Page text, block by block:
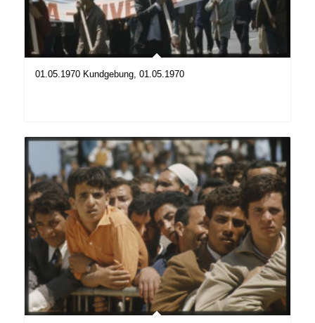
01.05.1970 Kundgebung, 01.05.1970